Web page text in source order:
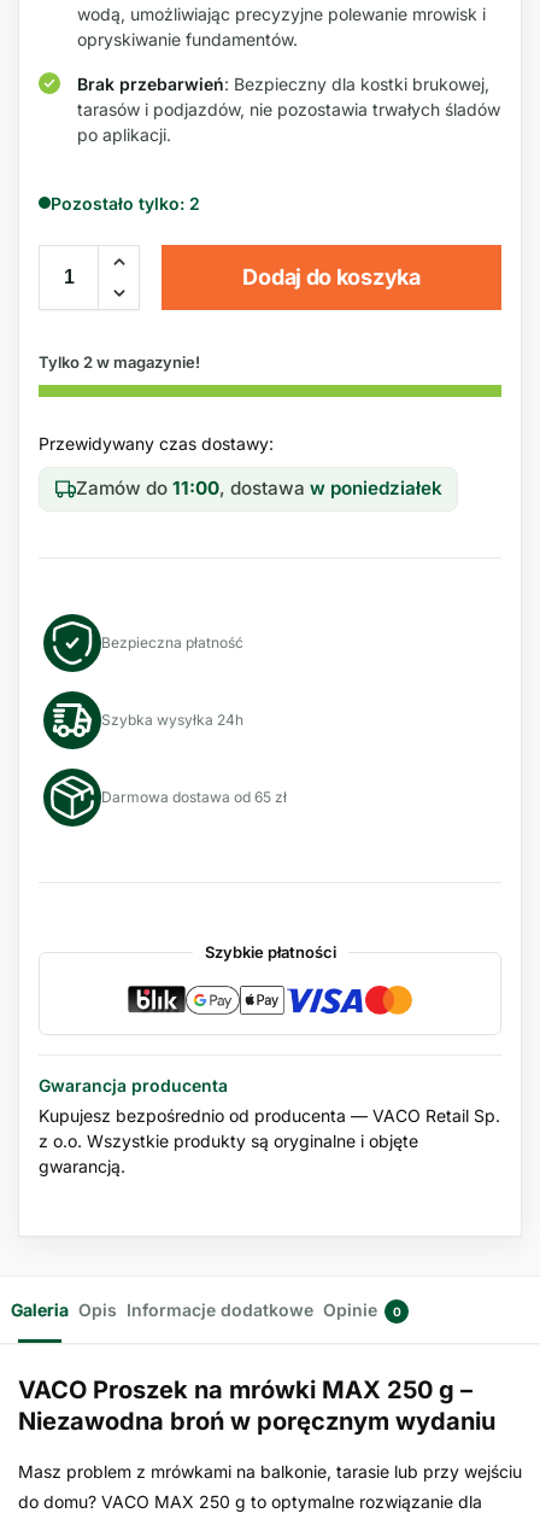
wodą, umożliwiając precyzyjne polewanie mrowisk i
opryskiwanie fundamentów.
Brak przebarwień: Bezpieczny dla kostki brukowej,
tarasów i podjazdów, nie pozostawia trwałych śladów
po aplikacji.
Pozostało tylko: 2
Dodaj do koszyka
Tylko 2 w magazynie!
Przewidywany czas dostawy:
Zamów do 11:00, dostawa w poniedziałek
Bezpieczna płatność
Szybka wysyłka 24h
Darmowa dostawa od 65 zł
Szybkie płatności
Gwarancja producenta
Kupujesz bezpośrednio od producenta — VACO Retail Sp.
z o.o. Wszystkie produkty są oryginalne i objęte
gwarancją.
Galeria Opis Informacje dodatkowe Opinie 0
VACO Proszek na mrówki MAX 250 g –
Niezawodna broń w poręcznym wydaniu
Masz problem z mrówkami na balkonie, tarasie lub przy wejściu
do domu? VACO MAX 250 g to optymalne rozwiązanie dla